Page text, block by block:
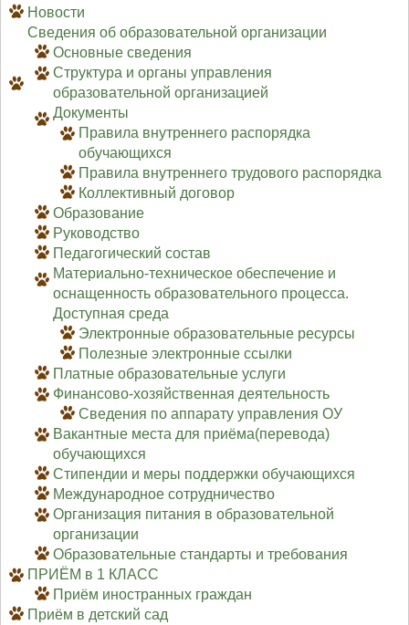
Новости
Сведения об образовательной организации
Основные сведения
Структура и органы управления
образовательной организацией
Документы
Правила внутреннего распорядка
обучающихся
Правила внутреннего трудового распорядка
Коллективный договор
Образование
Руководство
Педагогический состав
Материально-техническое обеспечение и
оснащенность образовательного процесса.
Доступная среда
Электронные образовательные ресурсы
Полезные электронные ссылки
Платные образовательные услуги
Финансово-хозяйственная деятельность
Сведения по аппарату управления ОУ
Вакантные места для приёма(перевода)
обучающихся
Стипендии и меры поддержки обучающихся
Международное сотрудничество
Организация питания в образовательной
организации
Образовательные стандарты и требования
ПРИЁМ в 1 КЛАСС
Приём иностранных граждан
Приём в детский сад